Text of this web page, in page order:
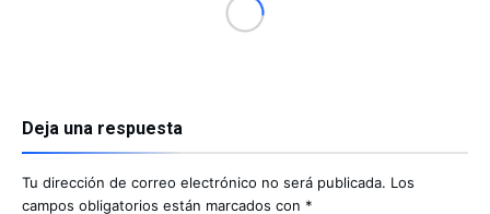
Deja una respuesta
Tu dirección de correo electrónico no será publicada. Los
campos obligatorios están marcados con *